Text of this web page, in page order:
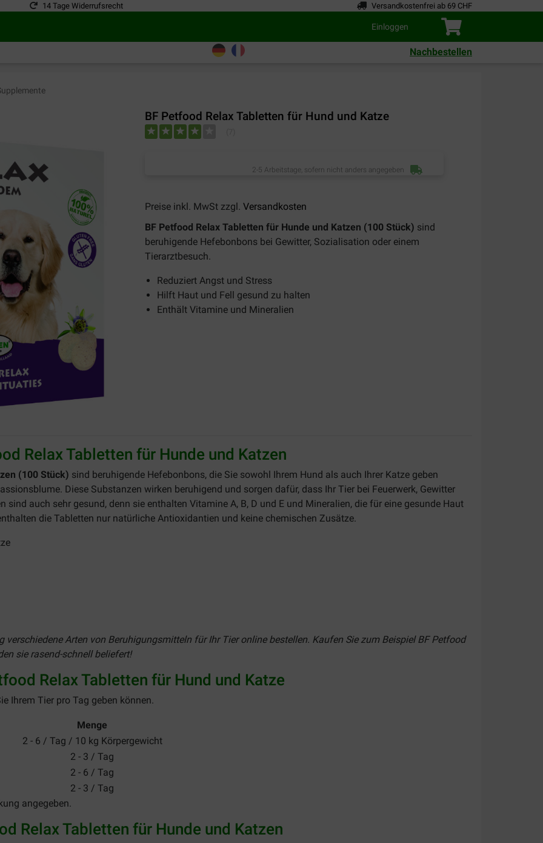
14 Tage Widerrufsrecht Versandkostenfrei ab 69 CHF
Einloggen
Nachbestellen
BF Petfood Relax Tabletten für Hund und Katze
2-5 Arbeitstage, sofern nicht anders angegeben
Preise inkl. MwSt zzgl. Versandkosten
BF Petfood Relax Tabletten für Hunde und Katzen (100 Stück) sind
beruhigende Hefebonbons bei Gewitter, Sozialisation oder einem
Tierarztbesuch.
Reduziert Angst und Stress
Hilft Haut und Fell gesund zu halten
Enthält Vitamine und Mineralien
Relax Tabletten für Hunde und Katzen
(100 Stück) sind beruhigende Hefebonbons, die Sie sowohl Ihrem Hund als auch Ihrer Katze geben
Diese Substanzen wirken beruhigend und sorgen dafür, dass Ihr Tier bei Feuerwerk, Gewitter
sind auch sehr gesund, denn sie enthalten Vitamine A, B, D und E und Mineralien, die für eine gesunde Haut
die Tabletten nur natürliche Antioxidantien und keine chemischen Zusätze.
verschiedene Arten von Beruhigungsmitteln für Ihr Tier online bestellen. Kaufen Sie zum Beispiel BF Petfood
sie rasend-schnell beliefert!
Relax Tabletten für Hund und Katze
Ihrem Tier pro Tag geben können.
Menge
2 - 6 / Tag / 10 kg Körpergewicht
2 - 3 / Tag
2 - 6 / Tag
2 - 3 / Tag
angegeben.
Relax Tabletten für Hunde und Katzen